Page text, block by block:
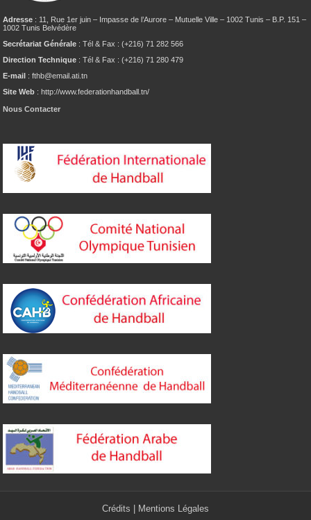
Adresse : 11, Rue 1er juin – Impasse de l’Aurore – Mutuelle Ville – 1002 Tunis – B.P. 151 –
1002 Tunis Belvédère
Secrétariat Générale : Tél & Fax : (+216) 71 282 566
Direction Technique : Tél & Fax : (+216) 71 280 479
E-mail : fthb@email.ati.tn
Site Web : http://www.federationhandball.tn/
Nous Contacter
Crédits Mentions Légales